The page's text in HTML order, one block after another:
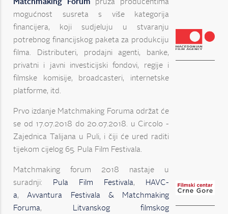
Matchmaking Forum pruža producentima
mogućnost susreta s više kategorija
financijera, koji sudjeluju u stvaranju
potrebnog financijskog paketa za produkciju
filma. Distributeri, prodajni agenti, banke,
privatni i javni investicijski fondovi, regije i
filmske komisije, broadcasteri, internetske
platforme, itd.
Prvo izdanje Matchmaking Foruma održat će
se od 17.07.2018 do 20.07.2018. u Circolo -
Zajednica Talijana u Puli, i čiji će ured raditi
tijekom cijelog 65. Pula Film Festivala.
Matchmaking forum 2018 nastaje u
suradnji: Pula Film Festivala, HAVC-
a,Avvantura Festivala & Matchmaking
Foruma, Litvanskog filmskog